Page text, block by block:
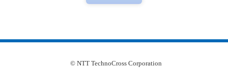
© NTT TechnoCross Corporation